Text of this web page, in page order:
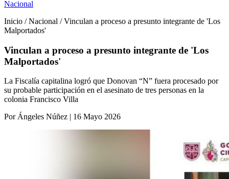
Nacional
Inicio / Nacional / Vinculan a proceso a presunto integrante de 'Los
Malportados'
Vinculan a proceso a presunto integrante de 'Los
Malportados'
La Fiscalía capitalina logró que Donovan “N” fuera procesado por
su probable participación en el asesinato de tres personas en la
colonia Francisco Villa
Por Ángeles Núñez | 16 Mayo 2026